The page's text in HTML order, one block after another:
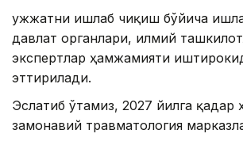
Ҳужжатни ишлаб чиқиш бўйича
давлат органлари, илмий
экспертлар ҳамжамияти
эттирилади.
Эслатиб ўтамиз, 2027 йилга қадар
замонавий травматология